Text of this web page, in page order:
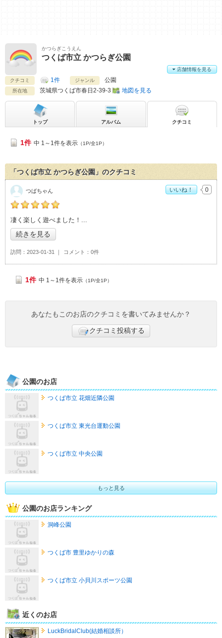
かつらぎこうえん
つくば市立 かつらぎ公園
クチコミ 1件 ジャンル 公園
所在地 茨城県つくば市春日2-39-3 地図を見る
店舗情報を見る
トップ アルバム クチコミ
1件 中 1～1件を表示 （1P/全1P）
「つくば市立 かつらぎ公園」のクチコミ
つばちゃんの「つくば市立 かつらぎ公園>」おすすめ度：
凄く楽しく遊べました！
続きを見る
訪問 2023-01-31 コメント 0件
つばちゃん いいね！ 0
1件 中 1～1件を表示 （1P/全1P）
あなたもこのお店のクチコミを書いてみませんか？
クチコミ投稿する
公園のお店
つくば市立 花畑近隣公園
つくば市立 東光台運動公園
つくば市立 中央公園
もっと見る
公園のお店ランキング
洞峰公園
つくば市 豊里ゆかりの森
つくば市立 小貝川スポーツ公園
近くのお店
LuckBridalClub(結婚相談所）